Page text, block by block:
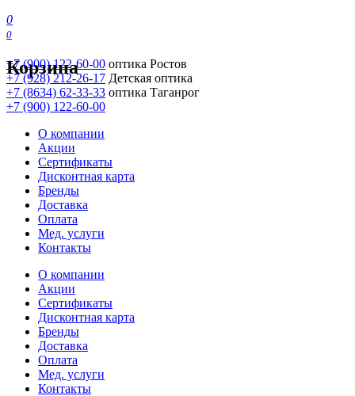
0
0
Корзина
+7 (900) 122-60-00 оптика Ростов
+7 (928) 212-26-17 Детская оптика
+7 (8634) 62-33-33 оптика Таганрог
+7 (900) 122-60-00
О компании
Акции
Сертификаты
Дисконтная карта
Бренды
Доставка
Оплата
Мед. услуги
Контакты
О компании
Акции
Сертификаты
Дисконтная карта
Бренды
Доставка
Оплата
Мед. услуги
Контакты